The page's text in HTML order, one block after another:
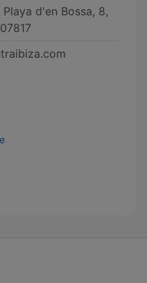
d'en Bossa, 8,